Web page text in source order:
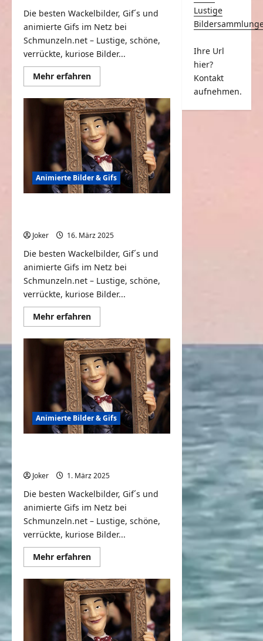
Die besten Wackelbilder, Gif´s und
animierte Gifs im Netz bei
Schmunzeln.net – Lustige, schöne,
verrückte, kuriose Bilder...
Mehr erfahrenMehr
Informationen
Animierte
Wackelbilder,
GIFs
&
Geschichten
#68
Animierte Bilder & Gifs
Joker 16. März 2025
Die besten Wackelbilder, Gif´s und
animierte Gifs im Netz bei
Schmunzeln.net – Lustige, schöne,
verrückte, kuriose Bilder...
Mehr erfahrenMehr
Informationen
Animierte
Gifs,
Wackelbilder
&
Geschichten
#67
Animierte Bilder & Gifs
Joker 1. März 2025
Die besten Wackelbilder, Gif´s und
animierte Gifs im Netz bei
Schmunzeln.net – Lustige, schöne,
verrückte, kuriose Bilder...
Mehr erfahrenMehr
Informationen
Animierte
Gifs,
Wackelbilder
&
Geschichten
#66
Lustige
Ihre Url
hier?
Kontakt
aufnehmen.